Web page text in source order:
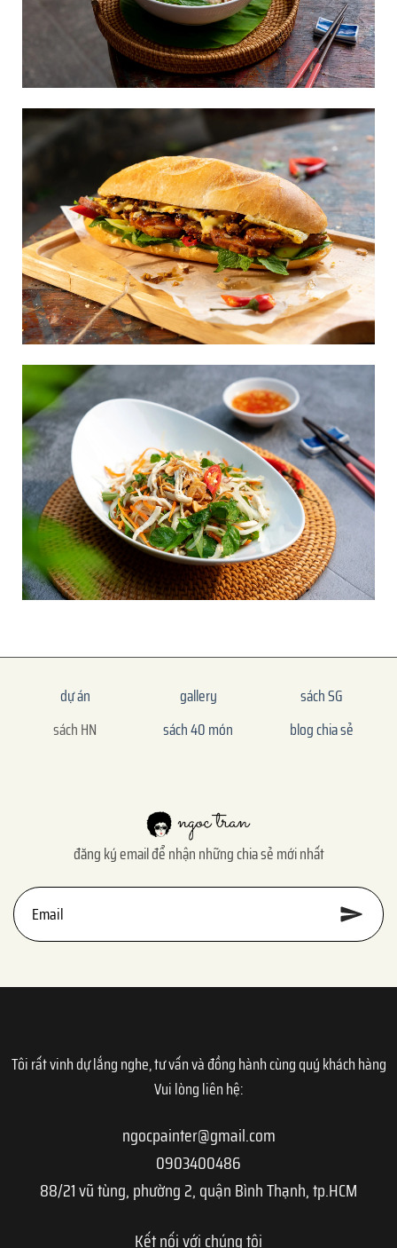
dự án gallery
sách SG
sách HN
sách 40 món blog chia sẻ
đăng ký email để nhận những chia sẻ mới nhất
Tôi rất vinh dự lắng nghe, tư vấn và đồng hành cùng quý khách hàng
Vui lòng liên hệ:
ngocpainter@gmail.com
0903400486
88/21 vũ tùng, phường 2, quận Bình Thạnh, tp.HCM
Kết nối với chúng tôi